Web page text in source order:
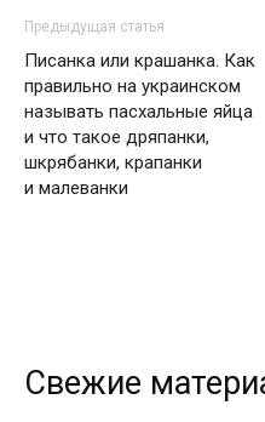
Предыдущая статья
Писанка или крашанка. Как
правильно на украинском
называть пасхальные яйца
и что такое дряпанки,
шкрябанки, крапанки
и малеванки
Свежие